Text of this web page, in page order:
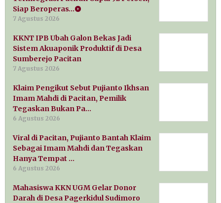
Siap Beroperas…
7 Agustus 2026
KKNT IPB Ubah Galon Bekas Jadi
Sistem Akuaponik Produktif di Desa
Sumberejo Pacitan
7 Agustus 2026
Klaim Pengikut Sebut Pujianto Ikhsan
Imam Mahdi di Pacitan, Pemilik
Tegaskan Bukan Pa…
6 Agustus 2026
Viral di Pacitan, Pujianto Bantah Klaim
Sebagai Imam Mahdi dan Tegaskan
Hanya Tempat …
6 Agustus 2026
Mahasiswa KKN UGM Gelar Donor
Darah di Desa Pagerkidul Sudimoro